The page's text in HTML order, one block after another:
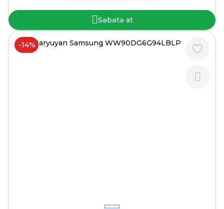
Səbətə at
-14%